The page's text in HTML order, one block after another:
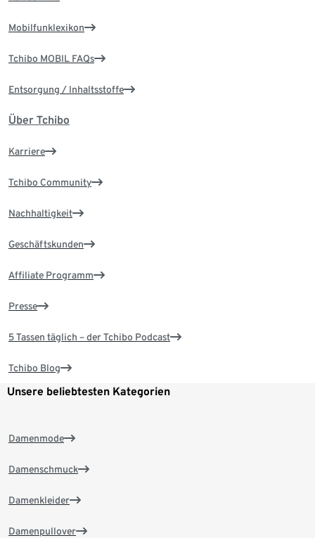
Mobilfunklexikon
Tchibo MOBIL FAQs
Entsorgung / Inhaltsstoffe
Über Tchibo
Karriere
Tchibo Community
Nachhaltigkeit
Geschäftskunden
Affiliate Programm
Presse
5 Tassen täglich – der Tchibo Podcast
Tchibo Blog
Unsere beliebtesten Kategorien
Damenmode
Damenschmuck
Damenkleider
Damenpullover